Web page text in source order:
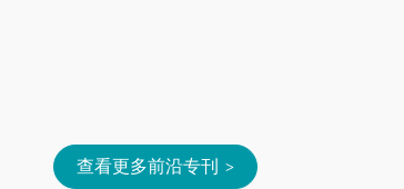
查看更多前沿专刊